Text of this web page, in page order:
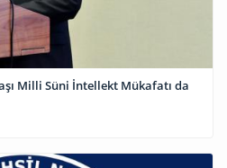
Milli Süni İntellekt Mükafatı da